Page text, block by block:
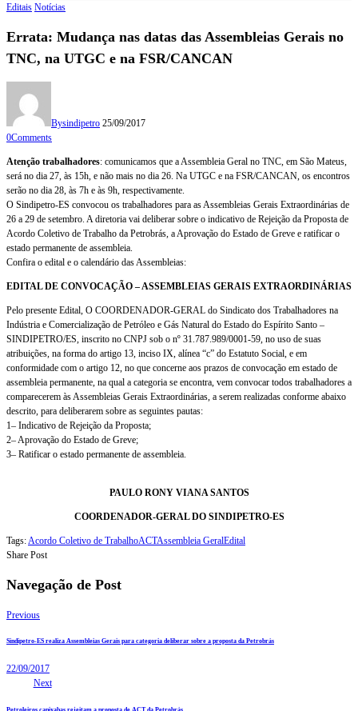
Editais Notícias
Errata: Mudança nas datas das Assembleias Gerais no
TNC, na UTGC e na FSR/CANCAN
Bysindipetro 25/09/2017
0Comments
Atenção trabalhadores: comunicamos que a Assembleia Geral no TNC, em São Mateus,
será no dia 27, às 15h, e não mais no dia 26. Na UTGC e na FSR/CANCAN, os encontros
serão no dia 28, às 7h e às 9h, respectivamente.
O Sindipetro-ES convocou os trabalhadores para as Assembleias Gerais Extraordinárias de
26 a 29 de setembro. A diretoria vai deliberar sobre o indicativo de Rejeição da Proposta de
Acordo Coletivo de Trabalho da Petrobrás, a Aprovação do Estado de Greve e ratificar o
estado permanente de assembleia.
Confira o edital e o calendário das Assembleias:
EDITAL DE CONVOCAÇÃO – ASSEMBLEIAS GERAIS EXTRAORDINÁRIAS
Pelo presente Edital, O COORDENADOR-GERAL do Sindicato dos Trabalhadores na
Indústria e Comercialização de Petróleo e Gás Natural do Estado do Espírito Santo –
SINDIPETRO/ES, inscrito no CNPJ sob o nº 31.787.989/0001-59, no uso de suas
atribuições, na forma do artigo 13, inciso IX, alínea “c” do Estatuto Social, e em
conformidade com o artigo 12, no que concerne aos prazos de convocação em estado de
assembleia permanente, na qual a categoria se encontra, vem convocar todos trabalhadores a
comparecerem às Assembleias Gerais Extraordinárias, a serem realizadas conforme abaixo
descrito, para deliberarem sobre as seguintes pautas:
1– Indicativo de Rejeição da Proposta;
2– Aprovação do Estado de Greve;
3– Ratificar o estado permanente de assembleia.
PAULO RONY VIANA SANTOS
COORDENADOR-GERAL DO SINDIPETRO-ES
Tags: Acordo Coletivo de TrabalhoACTAssembleia GeralEdital
Share Post
Navegação de Post
Previous
Sindipetro-ES realiza Assembleias Gerais para categoria deliberar sobre a proposta da Petrobrás
22/09/2017
Next